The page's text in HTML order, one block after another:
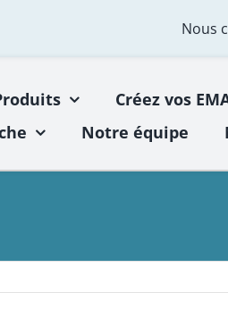
Nous
Créez vos
Notre équipe